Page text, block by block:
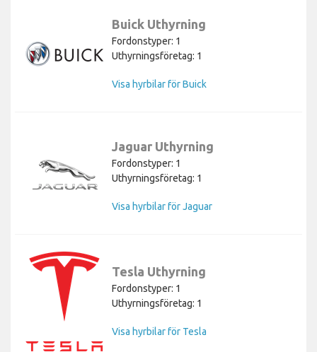
Buick Uthyrning
Fordonstyper: 1
Uthyrningsföretag: 1
Visa hyrbilar för Buick
Jaguar Uthyrning
Fordonstyper: 1
Uthyrningsföretag: 1
Visa hyrbilar för Jaguar
Tesla Uthyrning
Fordonstyper: 1
Uthyrningsföretag: 1
Visa hyrbilar för Tesla